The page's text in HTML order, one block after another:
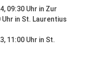
09:30 Uhr in Zur
in St. Laurentius
11:00 Uhr in St.